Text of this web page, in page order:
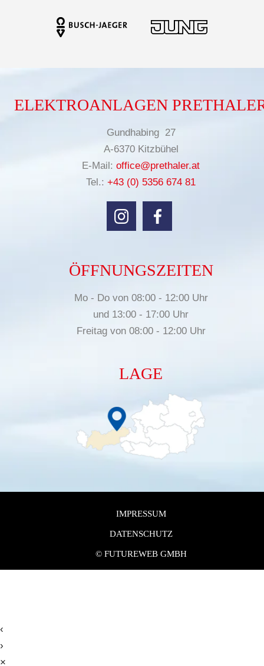
ELEKTROANLAGEN
Gundhabing 27
A-6370 Kitzbühel
E-Mail: office@prethaler.at
Tel.: +43 (0) 5356 674 81
ÖFFNUNGSZEITEN
Mo - Do von 08:00 - 12:00 Uhr
und 13:00 - 17:00 Uhr
Freitag von 08:00 - 12:00 Uhr
LAGE
IMPRESSUM
DATENSCHUTZ
© FUTUREWEB GMBH
‹
›
×